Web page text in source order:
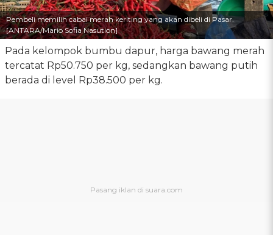
Pembeli memilih cabai merah keriting yang akan dibeli di Pasar.
[ANTARA/Mario Sofia Nasution]
Pada kelompok bumbu dapur, harga bawang merah
tercatat Rp50.750 per kg, sedangkan bawang putih
berada di level Rp38.500 per kg.